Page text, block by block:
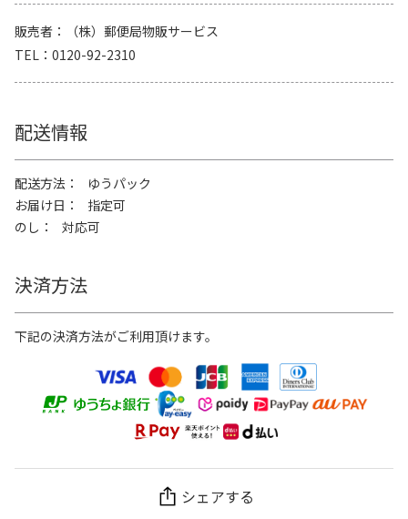
販売者
（株）郵便局物販サービス
TEL
0120-92-2310
配送情報
配送方法
ゆうパック
お届け日
指定可
のし
対応可
決済方法
下記の決済方法がご利用頂けます。
シェアする